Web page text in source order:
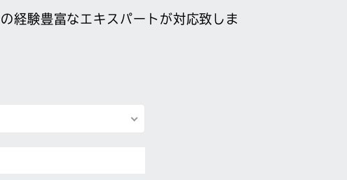
経験豊富なエキスパートが対応致しま